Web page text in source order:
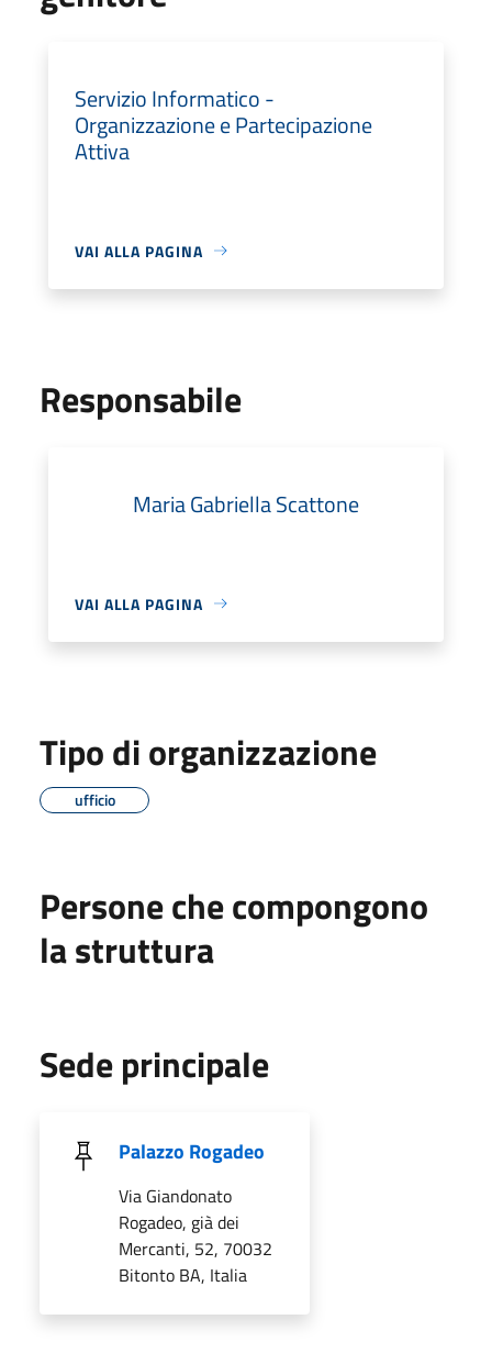
Servizio Informatico -
Organizzazione e Partecipazione
Attiva
VAI ALLA PAGINA
Responsabile
Maria Gabriella Scattone
VAI ALLA PAGINA
Tipo di organizzazione
ufficio
Persone che compongono
la struttura
Sede principale
Palazzo Rogadeo
Via Giandonato
Rogadeo, già dei
Mercanti, 52, 70032
Bitonto BA, Italia